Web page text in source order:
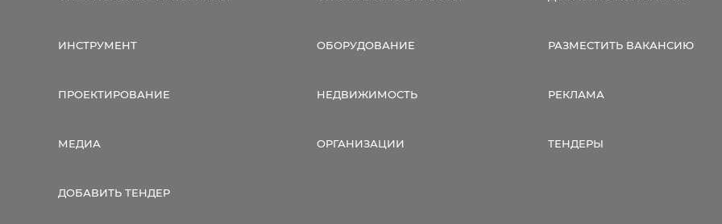
ИНСТРУМЕНТ ОБОРУДОВАНИЕ
ПРОЕКТИРОВАНИЕ НЕДВИЖИМОСТЬ
МЕДИА ОРГАНИЗАЦИИ
ДОБАВИТЬ ТЕНДЕР
РАЗМЕСТИТЬ ВАКАНСИЮ
РЕКЛАМА
ТЕНДЕРЫ